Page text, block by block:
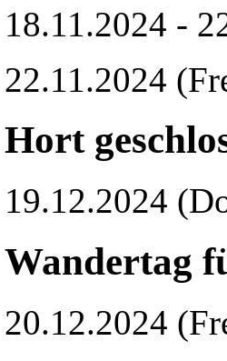
18.11.2024 -
22.11.2024
Hort
19.12.2024
Wandertag
20.12.2024